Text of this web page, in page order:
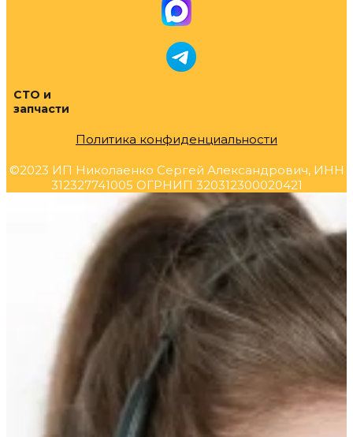
СТО и
запчасти
Политика конфиденциальности
©2023 ИП Николаенко Сергей Александрович, ИНН
312327741005 ОГРНИП 320312300020421